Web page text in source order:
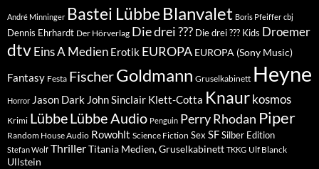
André Minninger Bastei Lübbe Blanvalet Boris Pfeiffer cbj
Dennis Ehrhardt Der Hörverlag Die drei ??? Die drei ??? Kids Droemer
dtvEins A Medien Erotik EUROPA EUROPA (Sony Music)
Fantasy Festa FischerGoldmann Gruselkabinett Heyne
Horror Jason Dark John Sinclair Klett-Cotta Knaur kosmos
Krimi LübbeLübbe Audio Penguin Perry Rhodan Piper
Random House Audio Rowohlt Science Fiction Sex SFSilber Edition
Stefan Wolf ThrillerTitania Medien, Gruselkabinett TKKG Ulf Blanck
Ullstein